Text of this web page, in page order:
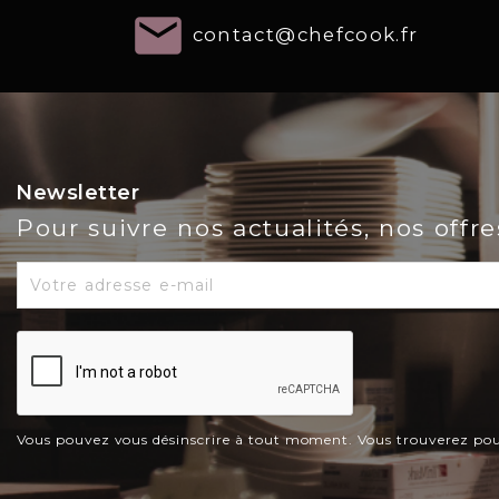
email contact@chefcook.fr
Newsletter
Pour suivre nos actualités, nos
Vous pouvez vous désinscrire à tout moment. Vous trouverez